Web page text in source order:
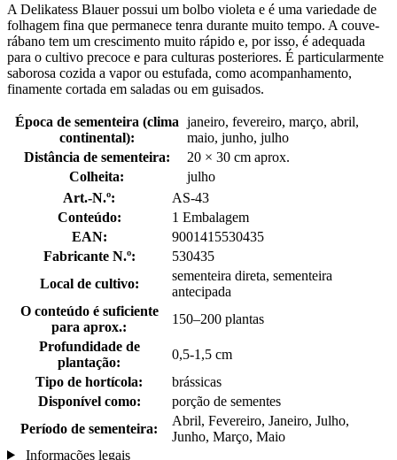
A Delikatess Blauer possui um bolbo violeta e é uma variedade de
folhagem fina que permanece tenra durante muito tempo. A couve-
rábano tem um crescimento muito rápido e, por isso, é adequada
para o cultivo precoce e para culturas posteriores. É particularmente
saborosa cozida a vapor ou estufada, como acompanhamento,
finamente cortada em saladas ou em guisados.
Época de sementeira (clima
continental):
janeiro, fevereiro, março, abril,
maio, junho, julho
Distância de sementeira:
20 × 30 cm aprox.
Colheita:
julho
Art.-N.º:
AS-43
Conteúdo:
1 Embalagem
EAN:
9001415530435
Fabricante N.º:
530435
Local de cultivo:
sementeira direta, sementeira
antecipada
O conteúdo é suficiente
para aprox.:
150–200 plantas
Profundidade de
plantação:
0,5-1,5 cm
Tipo de hortícola:
brássicas
Disponível como:
porção de sementes
Período de sementeira:
Abril, Fevereiro, Janeiro, Julho,
Junho, Março, Maio
Informações legais